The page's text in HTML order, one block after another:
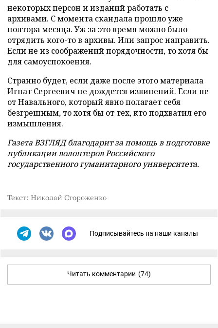
некоторых персон и изданий работать с
архивами. С момента скандала прошло уже
полтора месяца. Уж за это время можно было
отрядить кого-то в архивы. Или запрос направить.
Если не из соображений порядочности, то хотя бы
для самоуспокоения.
Странно будет, если даже после этого материала
Игнат Сергеевич не дождется извинений. Если не
от Навального, который явно полагает себя
безгрешным, то хотя бы от тех, кто подхватил его
измышления.
Газета ВЗГЛЯД благодарит за помощь в подготовке
публикации волонтеровРоссийского
государственного гуманитарного университета.
Текст: Николай Стороженко
Подписывайтесь на наши каналы
Читать комментарии (74)